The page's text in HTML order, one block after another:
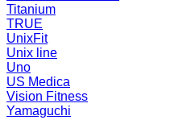
Titanium
TRUE
UnixFit
Unix line
Uno
US Medica
Vision Fitness
Yamaguchi